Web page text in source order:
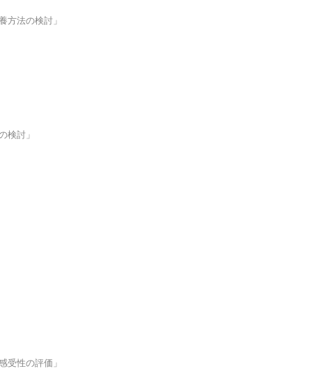
方法の検討」
検討」
受性の評価」